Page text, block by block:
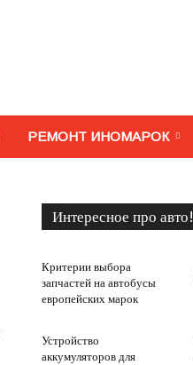
РЕМОНТ ИНОМАРОК
Интересное про авто!
Критерии выбора
запчастей на автобусы
европейских марок
Устройство
аккумуляторов для